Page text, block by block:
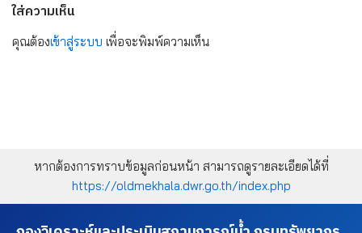
ใส่ความเห็น
คุณต้องเข้าสู่ระบบ เพื่อจะพิมพ์ความเห็น
หากต้องการทราบข้อมูลก่อนหน้า สามารถดูรายละเอียดได้ที่
https://oldmekhala.dwr.go.th/index.php